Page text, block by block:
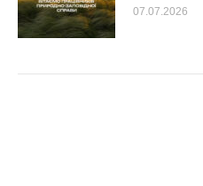
07.07.2026